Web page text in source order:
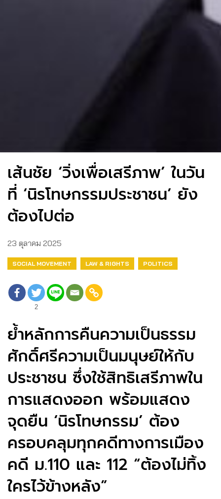
เส้นชัย ‘วิ่งเพื่อเสรีภาพ’ ในวัน
ที่ ‘นิรโทษกรรมประชาชน’ ยัง
ต้องไปต่อ
23 ตุลาคม 2025
SOCIAL MOVEMENT LAW & RIGHTS POLITICS
2
ย้ำหลักการคืนความเป็นธรรม
ศักดิ์ศรีความเป็นมนุษย์ให้กับ
ประชาชน ซึ่งใช้สิทธิเสรีภาพใน
การแสดงออก พร้อมแสดง
จุดยืน ‘นิรโทษกรรม’ ต้อง
ครอบคลุมทุกคดีทางการเมือง
คดี ม.110 และ 112 “ต้องไม่ทิ้ง
ใครไว้ข้างหลัง”